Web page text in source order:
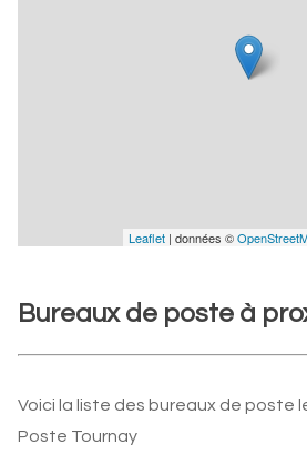
Leaflet | données ©
Bureaux de poste à
Voici la liste des bureaux de poste
Poste Tournay